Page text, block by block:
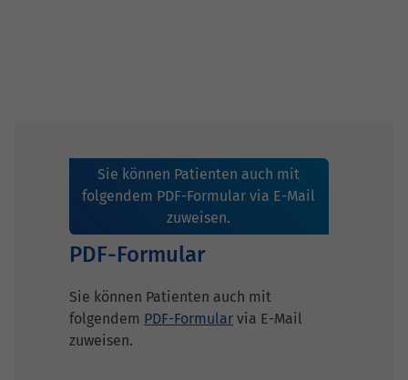
PDF-Formular
Sie können Patienten auch mit
folgendem PDF-Formular via E-Mail
zuweisen.
Sie können Patienten auch mit
folgendem PDF-Formular via E-Mail
zuweisen.